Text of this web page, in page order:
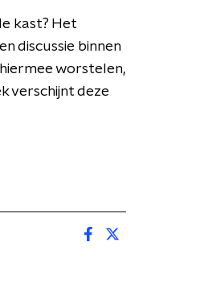
kast? Het
discussie binnen
worstelen,
verschijnt deze